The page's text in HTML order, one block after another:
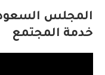
خدمة المجتمع